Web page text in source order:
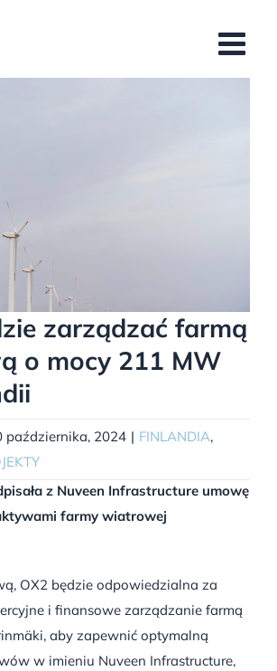
zarządzać farmą
o mocy 211 MW
października, 2024 | FINLANDIA,
z Nuveen Infrastructure umowę
farmy wiatrowej
OX2 będzie odpowiedzialna za
i finansowe zarządzanie farmą
aby zapewnić optymalną
w imieniu Nuveen Infrastructure,